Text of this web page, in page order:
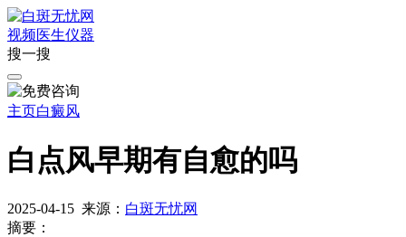
视频医生仪器
搜一搜
主页白癜风
白点风早期有自愈的吗
2025-04-15 来源： 白斑无忧网
摘要：